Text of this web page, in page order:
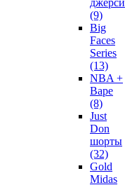
(9)
Big
Faces
Series
(13)
NBA +
Bape
(8)
Just
Don
шорты
(32)
Gold
Midas